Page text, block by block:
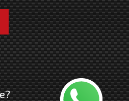
Chatta con noi